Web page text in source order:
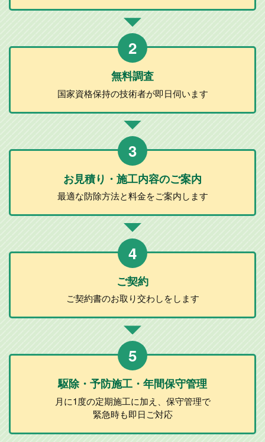
2
無料調査
国家資格保持の技術者が即日伺います
3
お見積り・施工内容のご案内
最適な防除方法と料金をご案内します
4
ご契約
ご契約書のお取り交わしをします
5
駆除・予防施工 ・年間保守管理
月に1度の定期施工に加え、 保守管理で
緊急時も即日ご対応